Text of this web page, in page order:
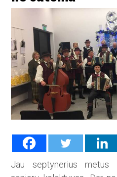
Jau septynerius metus